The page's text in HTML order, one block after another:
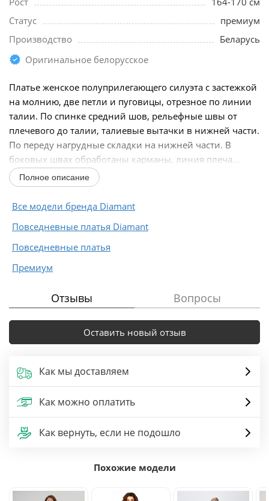
Статус
премиум
Производство
Беларусь
Оригинальное белорусское
Платье женское полуприлегающего силуэта с застежкой
на молнию, две петли и пуговицы, отрезное по линии
талии. По спинке средний шов, рельефные швы от
плечевого до талии, талиевые вытачки в нижней части.
По переду нагрудные складки на нижней части. В
боковых швах обработаны карманы, линия плеча...
Полное описание
Все модели бренда Diamant
Повседневные платья Diamant
Повседневные платья
Премиум
Отзывы Вопросы
Оставить новый отзыв
Как мы доставляем
Как можно оплатить
Как вернуть, если не подошло
Похожие модели